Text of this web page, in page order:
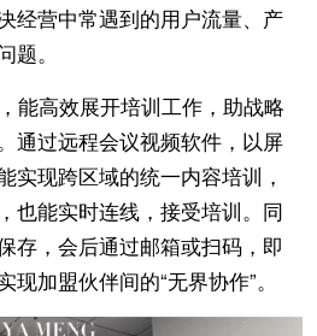
经营中常遇到的用户流量、产
题。
能高效展开培训工作，助战略
通过远程会议视频软件，以屏
实现跨区域的统一内容培训，
也能实时连线，接受培训。同
存，会后通过邮箱或扫码，即
加盟伙伴间的“无界协作”。